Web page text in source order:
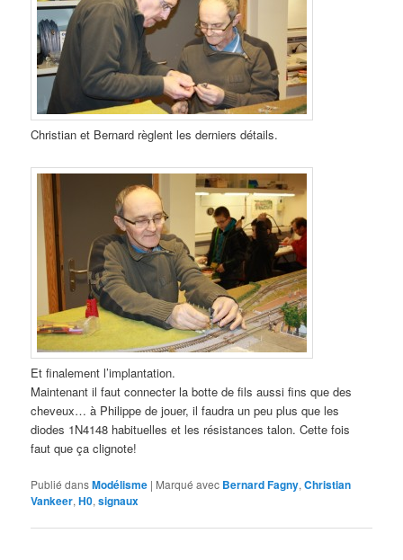
Christian et Bernard règlent les derniers détails.
Et finalement l’implantation.
Maintenant il faut connecter la botte de fils aussi fins que des
cheveux… à Philippe de jouer, il faudra un peu plus que les
diodes 1N4148 habituelles et les résistances talon. Cette fois
faut que ça clignote!
Publié dansModélisme | Marqué avec Bernard Fagny,Christian
Vankeer,H0,signaux